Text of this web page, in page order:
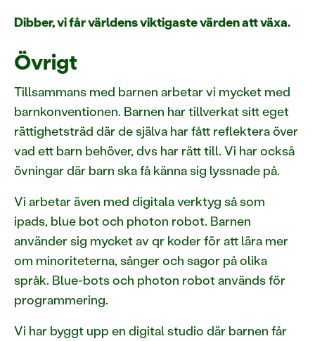
Dibber, vi får världens viktigaste värden att växa.
Övrigt
Tillsammans med barnen arbetar vi mycket med
barnkonventionen. Barnen har tillverkat sitt eget
rättighetsträd där de själva har fått reflektera över
vad ett barn behöver, dvs har rätt till. Vi har också
övningar där barn ska få känna sig lyssnade på.
Vi arbetar även med digitala verktyg så som
ipads, blue bot och photon robot. Barnen
använder sig mycket av qr koder för att lära mer
om minoriteterna, sånger och sagor på olika
språk. Blue-bots och photon robot används för
programmering.
Vi har byggt upp en digital studio där barnen får